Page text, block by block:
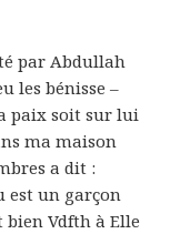
par Abdullah
les bénisse –
paix soit sur lui
ma maison
a dit :
est un garçon
Vdfth à Elle